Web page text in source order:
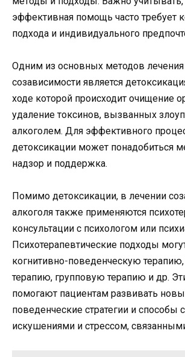
эффективная помощь часто требует
подхода и индивидуального
Одним из основных методов лечения
созависимости является
ходе которой происходит очищение
удаление токсинов, вызванных
алкоголем. Для эффективного
детоксикации может понадобиться
надзор и поддержка.
Помимо детоксикации, в лечении
алкоголя также применяются
консультации с психологом или
Психотерапевтические подходы
когнитивно-поведенческую
терапию, групповую терапию и др.
помогают пациентам развивать
поведенческие стратегии и способы
искушениями и стрессом,